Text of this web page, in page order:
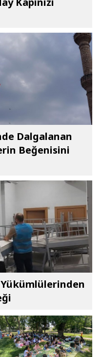
Dalgalanan
Beğenisini